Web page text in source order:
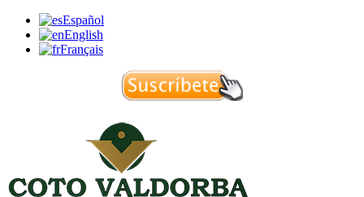
Español
English
Français